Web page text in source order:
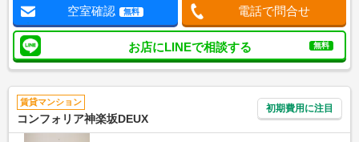
空室確認 無料 電話で問合せ
お店にLINEで相談する 無料
賃貸マンション
コンフォリア神楽坂DEUX
初期費用に注目